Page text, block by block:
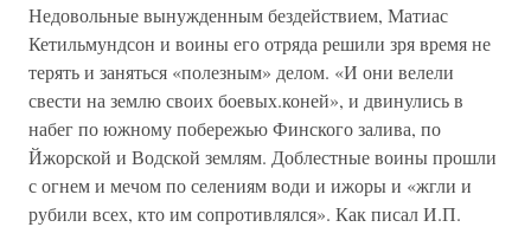
Недовольные вынужденным бездействием, Матиас
Кетильмундсон и воины его отряда решили зря время не
терять и заняться «полезным» делом. «И они велели
свести на землю своих боевых.коней», и двинулись в
набег по южному побережью Финского залива, по
Йжорской и Водской землям. Доблестные воины прошли
с огнем и мечом по селениям води и ижоры и «жгли и
рубили всех, кто им сопротивлялся». Как писал И.П.